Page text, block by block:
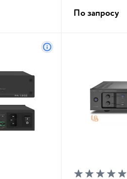
По запросу